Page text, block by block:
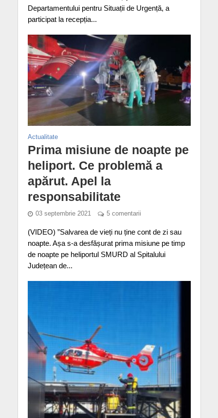
Departamentului pentru Situații de Urgență, a
participat la recepția...
Actualitate
Prima misiune de noapte pe
heliport. Ce problemă a
apărut. Apel la
responsabilitate
03 septembrie 2021 5 comentarii
(VIDEO) ”Salvarea de vieți nu ține cont de zi sau
noapte. Așa s-a desfășurat prima misiune pe timp
de noapte pe heliportul SMURD al Spitalului
Județean de...